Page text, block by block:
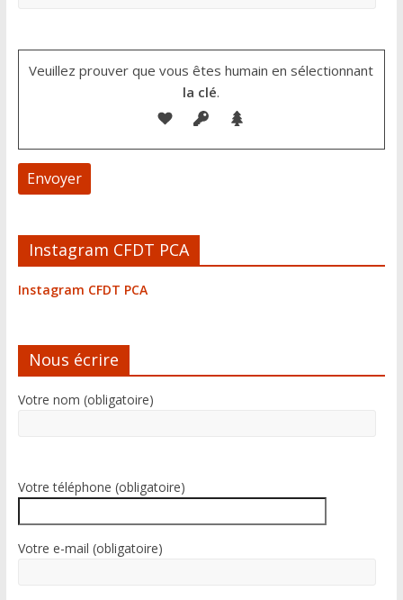
Veuillez prouver que vous êtes humain en sélectionnant
la clé.
l
t
a
t
:
Instagram CFDT PCA
Instagram CFDT PCA
Nous écrire
Votre nom (obligatoire)
Votre téléphone (obligatoire)
Votre e-mail (obligatoire)